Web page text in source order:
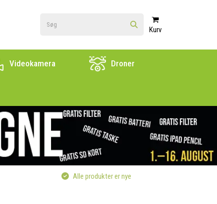
Kurv
Videokamera Droner
Alle produkter er nye